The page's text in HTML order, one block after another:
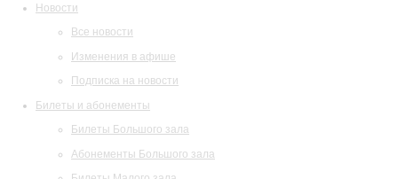
Новости
Все новости
Изменения в афише
Подписка на новости
Билеты и абонементы
Билеты Большого зала
Абонементы Большого зала